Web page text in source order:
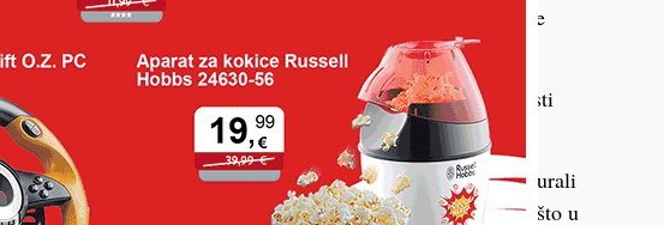
neka uvijek odjekuje dječjim smijehom i radošću! – rekao je
Stričak istaknuo je da je ovo kamen temeljac budućnosti
na prvom mjestu, stvaramo i gradimo kako bismo im osigurali
sretan rast, za razvoj svih njihovih potencijala. Ponosni smo što u